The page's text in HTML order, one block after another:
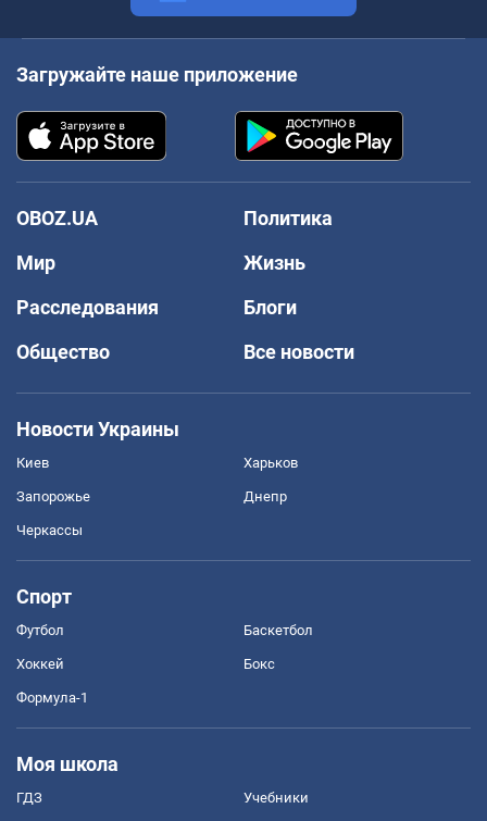
Загружайте наше приложение
OBOZ.UA
Политика
Мир
Жизнь
Расследования
Блоги
Общество
Все новости
Новости Украины
Киев Харьков
Запорожье Днепр
Черкассы
Спорт
Футбол Баскетбол
Хоккей Бокс
Формула-1
Моя школа
ГДЗ Учебники